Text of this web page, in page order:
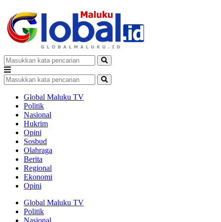
Global Maluku TV
Politik
Nasional
Hukrim
Opini
Sosbud
Olahraga
Berita
Regional
Ekonomi
Opini
Global Maluku TV
Politik
Nasional